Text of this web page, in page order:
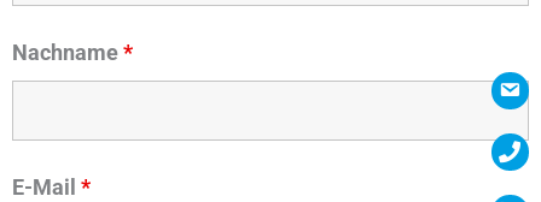
Nachname*
E-Mail *